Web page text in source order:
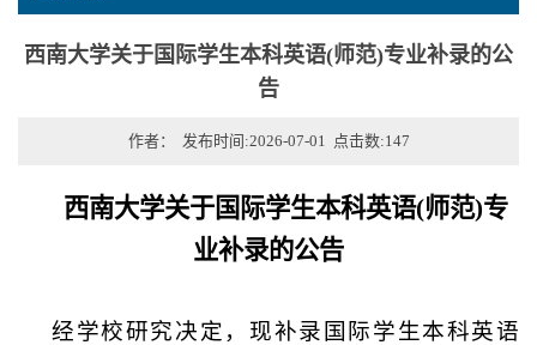
西南大学关于国际学生本科英语(师范)专业补录的公
告
作者： 发布时间:2026-07-01 点击数:147
西南大学关于国际学生本科英语(师范)专
业补录的公告
经学校研究决定，现补录国际学生本科英语